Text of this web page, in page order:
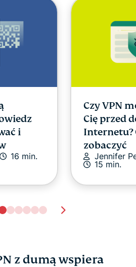
i
16 min.
Czy VPN
Cię przed
Internetu?
zobaczyć
Jennifer
15 min.
z dumą wspiera